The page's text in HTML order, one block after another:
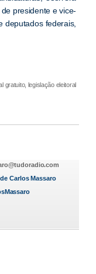
presidente e vice-
deputados federais,
gratuito, legislação eleitoral
Carlos Massaro